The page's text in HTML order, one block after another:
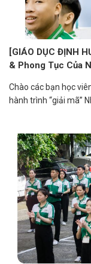
[GIÁO DỤC ĐỊNH
& Phong Tục Của
Chào các bạn học
hành trình “giải mã”